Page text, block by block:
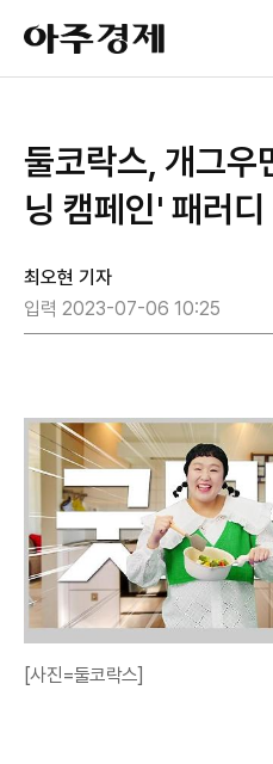
아
주
경
둘코락스, 개그우
닝 캠페인' 패러디
최오현 기자
입력 2023-07-06 10:25
[사진=둘코락스]